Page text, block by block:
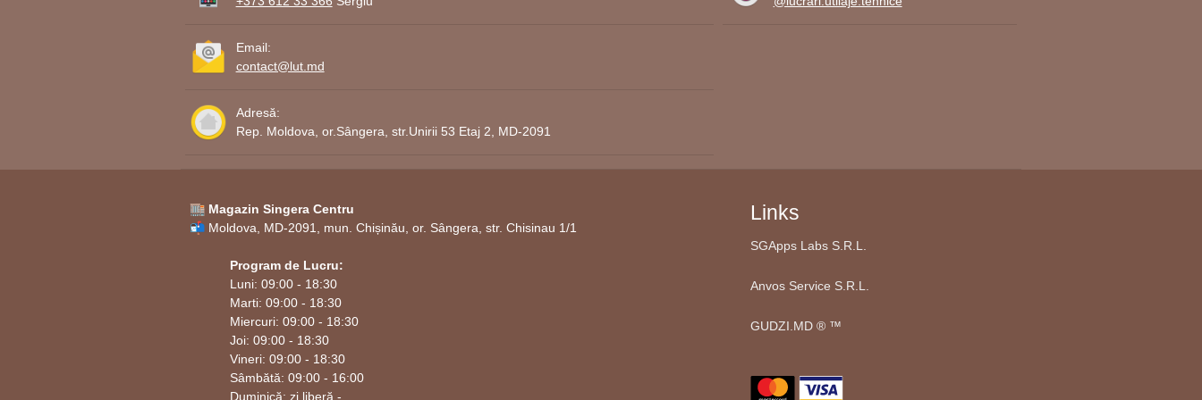
personal.
Email:
contact@lut.md
Adresă:
Rep. Moldova, or.Sângera, str.Unirii 53 Etaj 2, MD-2091
🏬 Magazin Singera Centru
📬 Moldova, MD-2091, mun. Chișinău, or. Sângera, str. Chisinau 1/1
Program de Lucru:
Luni: 09:00 - 18:30
Marti: 09:00 - 18:30
Miercuri: 09:00 - 18:30
Joi: 09:00 - 18:30
Vineri: 09:00 - 18:30
Sâmbătă: 09:00 - 16:00
Duminică: zi liberă -
Links
SGApps Labs S.R.L.
Anvos Service S.R.L.
GUDZI.MD ®️ ™️